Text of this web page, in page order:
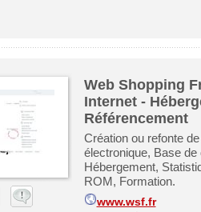
Web Shopping
Internet -
Référencement
Création ou refonte
électronique, Base
Hébergement,
ROM, Formation.
www.wsf.fr